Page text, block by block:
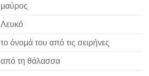
μαύρος
Λευκό
το όνομά του από τις σειρήνες
από τη θάλασσα